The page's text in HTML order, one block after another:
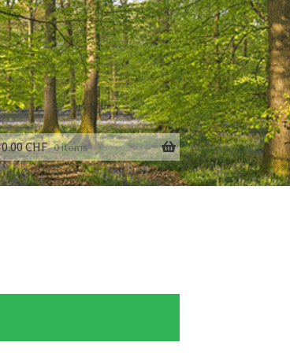
0.00CHF 0 items